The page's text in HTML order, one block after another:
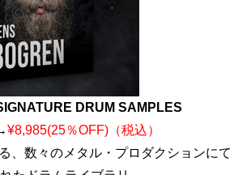
DRUM SAMPLES
¥8,985(25％OFF)（税込）
、数々のメタル・プロダクションにて